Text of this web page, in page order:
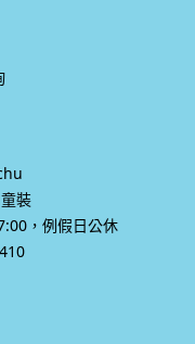
裝
，例假日公休